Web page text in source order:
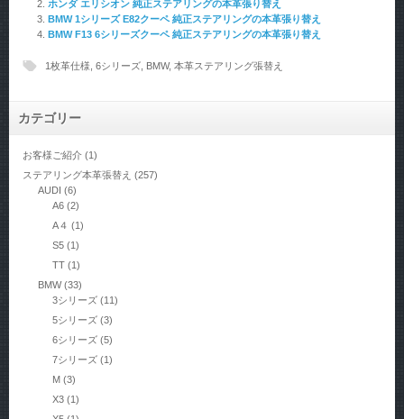
ホンダ エリシオン 純正ステアリングの本革張り替え
BMW 1シリーズ E82クーペ 純正ステアリングの本革張り替え
BMW F13 6シリーズクーペ 純正ステアリングの本革張り替え
1枚革仕様 6シリーズ BMW, 本革ステアリング張替え
カテゴリー
お客様ご紹介 (1)
ステアリング本革張替え (257)
AUDI (6)
A6 (2)
A４ (1)
S5 (1)
TT (1)
BMW(33)
3シリーズ (11)
5シリーズ (3)
6シリーズ (5)
7シリーズ (1)
M (3)
X3 (1)